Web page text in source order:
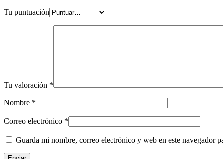
Tu puntuación
Tu valoración *
Nombre *
Correo electrónico *
Guarda mi nombre, correo electrónico y web en este navegador